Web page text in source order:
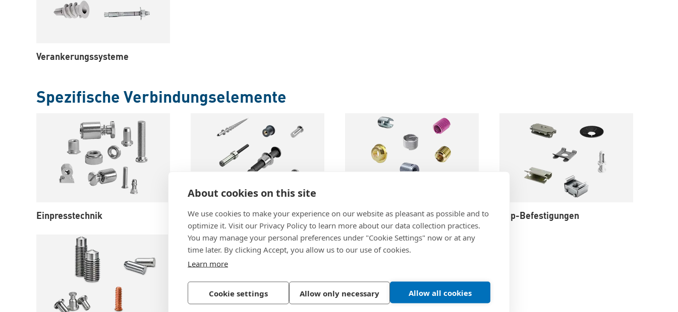
About cookies on this site
We use cookies to make your experience on our website as pleasant as possible and to
optimize it. Visit our Privacy Policy to learn more about our data collection practices.
You may manage your personal preferences under "Cookie Settings" now or at any
time later. By clicking Accept, you allow us to our use of cookies.
Learn more
Cookie settings Allow only necessary Allow all cookies
Verankerungssysteme
Spezifische Verbindungselemente
Einpresstechnik Niettechnik Gewindeeinsätze Clip-Befestigungen